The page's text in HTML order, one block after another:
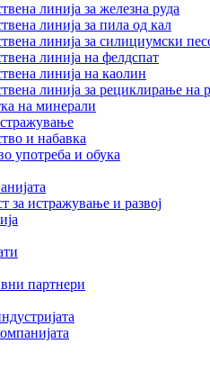
линија за железна руда
линија за пила од кал
линија за силициумски
линија на фелдспат
линија на каолин
линија за рециклирање на
на минерали
и набавка
употреба и обука
за истражување и развој
партнери